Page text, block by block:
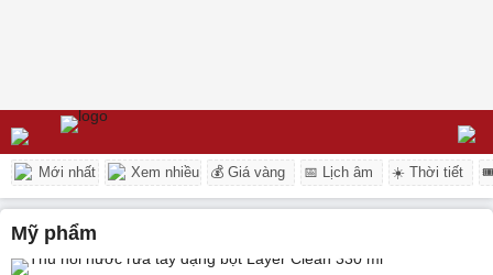
Mới nhất Xem nhiều 💰 Giá vàng 📅 Lịch âm ☀️ Thời tiết
mỹ phẩm